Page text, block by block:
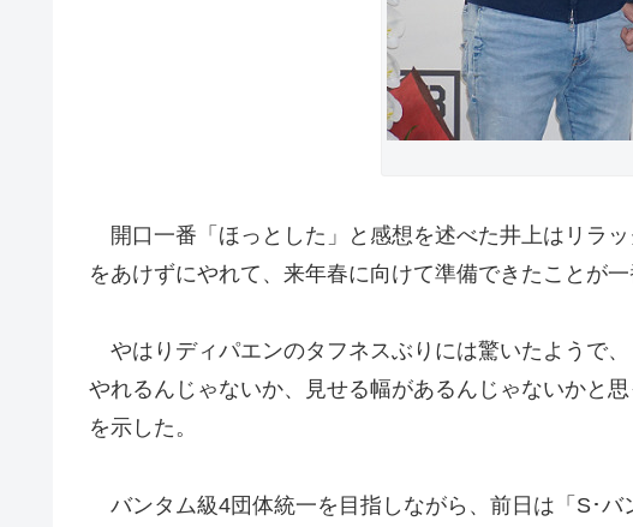
開口一番「ほっとした」と感想を述べた井上はリラ
をあけずにやれて、来年春に向けて準備できたことが一
やはりディパエンのタフネスぶりには驚いたようで
やれるんじゃないか、見せる幅があるんじゃないかと
を示した。
バンタム級4団体統一を目指しながら、前日は「S･バ